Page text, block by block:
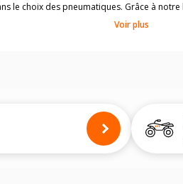
le choix des pneumatiques. Grâce à
descriptif complet du modèle, vous
la dimension de votre quad
Voir plus